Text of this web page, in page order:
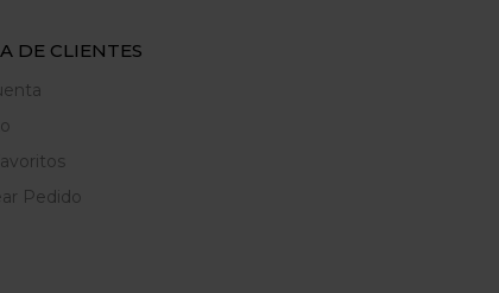
DE CLIENTES
Pedido